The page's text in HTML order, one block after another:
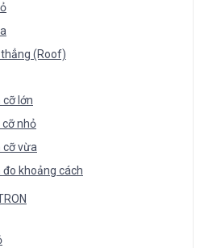
(Roof)
cỡ lớn
nhỏ
cỡ vừa
khoảng cách